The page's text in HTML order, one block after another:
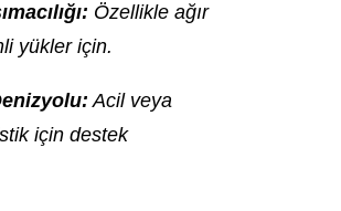
Özellikle ağır
yükler için.
Acil veya
için destek